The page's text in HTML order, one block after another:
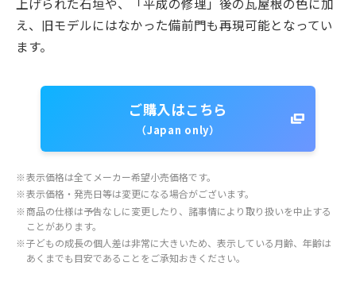
え、旧モデルにはなかった備前門も再現可能となってい
ます。
ご購入はこちら
（Japan only）
※表示価格は全てメーカー希望小売価格です。
※表示価格・発売日等は変更になる場合がございます。
※商品の仕様は予告なしに変更したり、諸事情により取り扱いを中止する
ことがあります。
※子どもの成長の個人差は非常に大きいため、表示している月齢、年齢は
あくまでも目安であることをご承知おきください。